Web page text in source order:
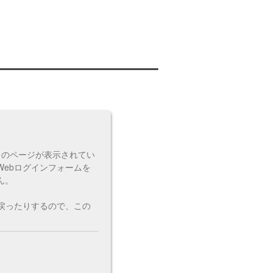
ページが表示されてい
ログインフォームを
ったりするので、この